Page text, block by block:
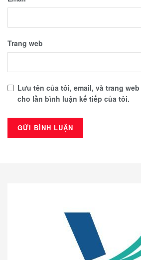
Trang web
Lưu tên của tôi, email, và trang
cho lần bình luận kế tiếp của tôi.